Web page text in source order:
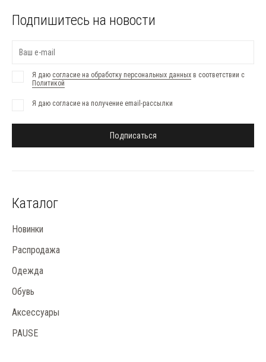
Каталог
Новинки
Распродажа
Одежда
Обувь
Аксессуары
PAUSE
Подпишитесь на новости
Я даю согласие на обработку персональных данных в соответствии с
Политикой
Я даю согласие на получение email-рассылки
Подписаться